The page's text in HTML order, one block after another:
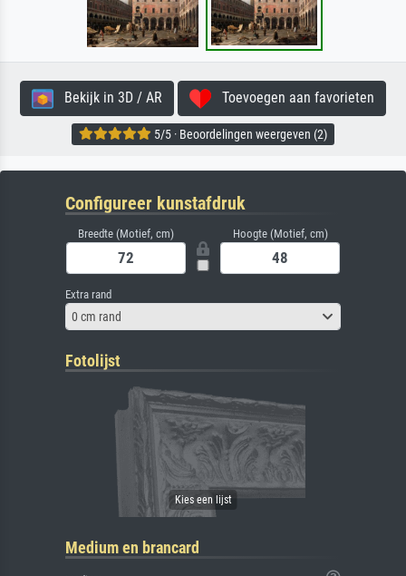
Bekijk in 3D / AR Toevoegen aan favorieten
5/5 · Beoordelingen weergeven (2)
Configureer kunstafdruk
Breedte (Motief, cm) Hoogte (Motief, cm)
Extra rand
0 cm rand
Fotolijst
Medium en brancard